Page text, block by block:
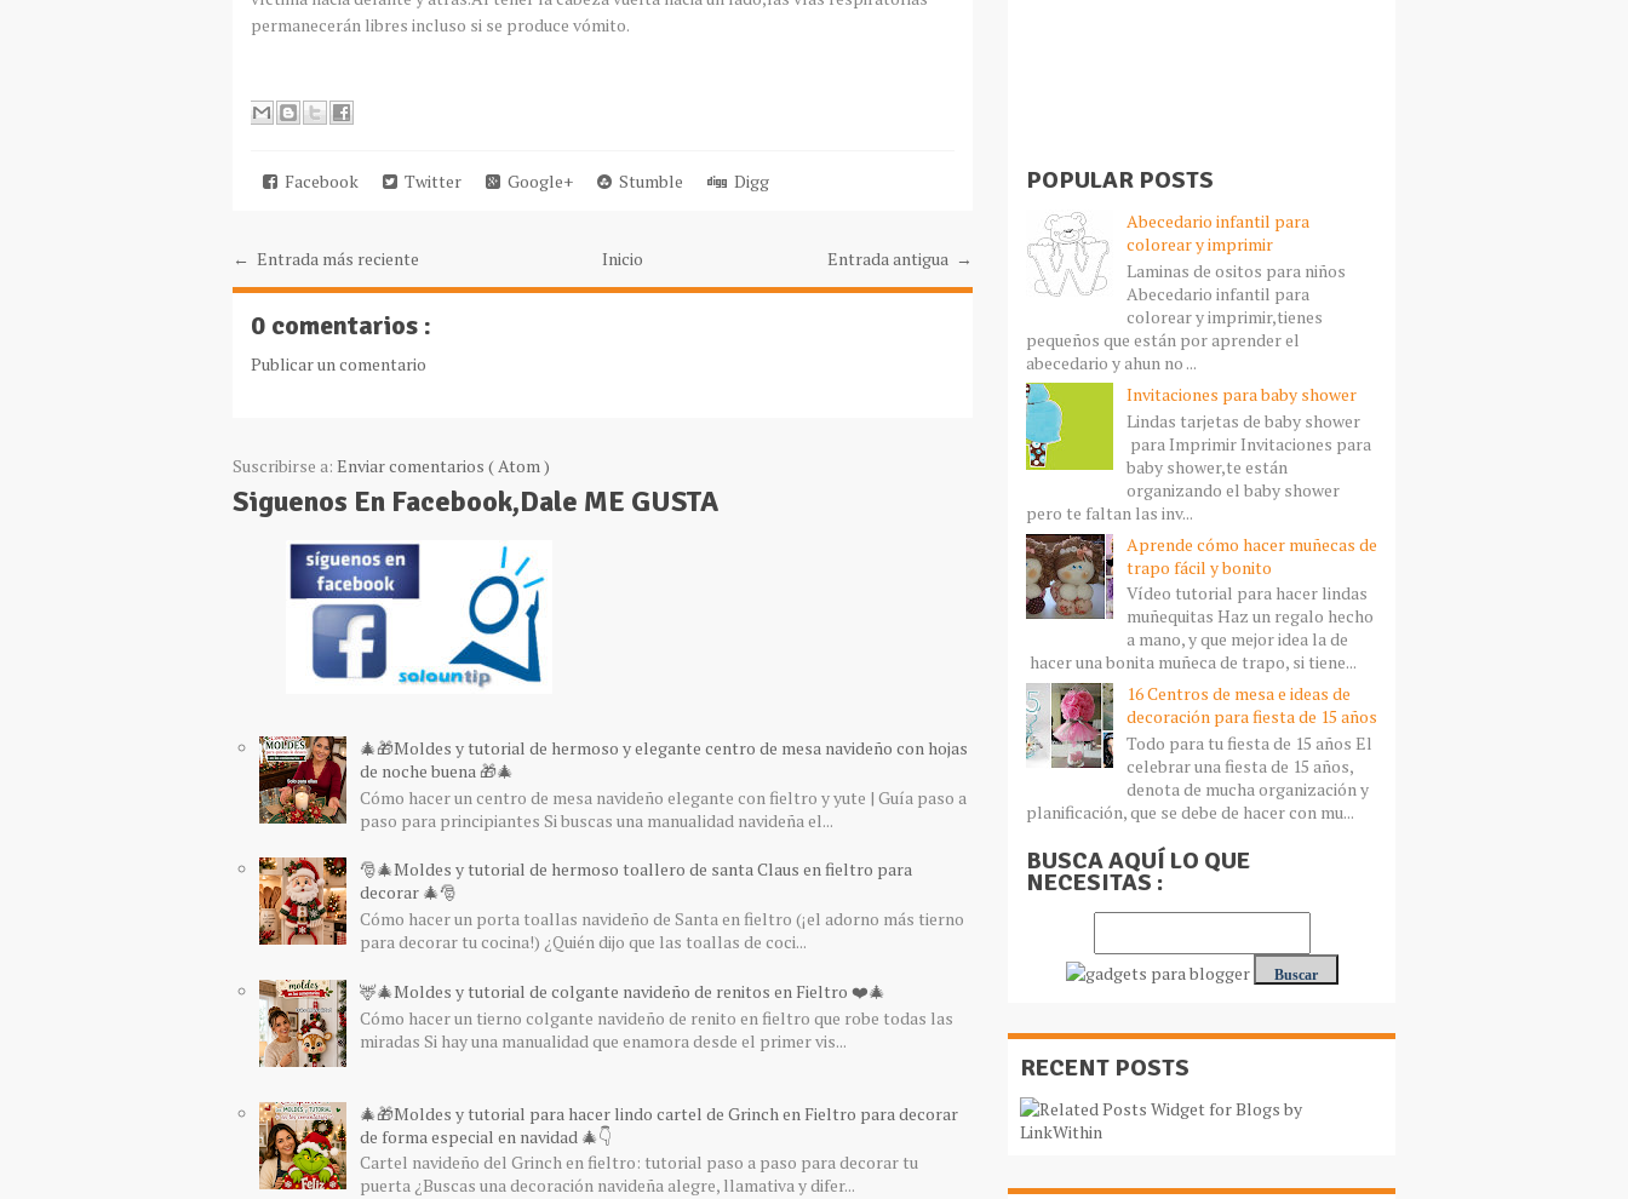
permanecerán libres incluso si se produce vómito.
Facebook Twitter Google+ Stumble Digg
← Entrada más reciente Entrada antigua →
Inicio
0 comentarios :
Publicar un comentario
Suscribirse a: Enviar comentarios ( Atom )
Siguenos En Facebook,Dale ME GUSTA
🎄🎁Moldes y tutorial de hermoso y elegante centro de mesa navideño con hojas
de noche buena 🎁🎄
Cómo hacer un centro de mesa navideño elegante con fieltro y yute | Guía paso a
paso para principiantes Si buscas una manualidad navideña el...
🎅🎄Moldes y tutorial de hermoso toallero de santa Claus en fieltro para
decorar 🎄🎅
Cómo hacer un porta toallas navideño de Santa en fieltro (¡el adorno más tierno
para decorar tu cocina!) ¿Quién dijo que las toallas de coci...
🦌🎄Moldes y tutorial de colgante navideño de renitos en Fieltro ❤️🎄
Cómo hacer un tierno colgante navideño de renito en fieltro que robe todas las
miradas Si hay una manualidad que enamora desde el primer vis...
🎄🎁Moldes y tutorial para hacer lindo cartel de Grinch en Fieltro para decorar
de forma especial en navidad 🎄👇
Cartel navideño del Grinch en fieltro: tutorial paso a paso para decorar tu
puerta ¿Buscas una decoración navideña alegre, llamativa y difer...
POPULAR POSTS
Abecedario infantil para
colorear y imprimir
Laminas de ositos para niños
Abecedario infantil para
colorear y imprimir,tienes
pequeños que están por aprender el
abecedario y ahun no ...
Invitaciones para baby shower
Lindas tarjetas de baby shower
para Imprimir Invitaciones para
baby shower,te están
organizando el baby shower
pero te faltan las inv...
Aprende cómo hacer muñecas de
trapo fácil y bonito
Vídeo tutorial para hacer lindas
muñequitas Haz un regalo hecho
a mano, y que mejor idea la de
hacer una bonita muñeca de trapo, si tiene...
16 Centros de mesa e ideas de
decoración para fiesta de 15 años
Todo para tu fiesta de 15 años El
celebrar una fiesta de 15 años,
denota de mucha organización y
planificación, que se debe de hacer con mu...
BUSCA AQUÍ LO QUE
NECESITAS :
RECENT POSTS